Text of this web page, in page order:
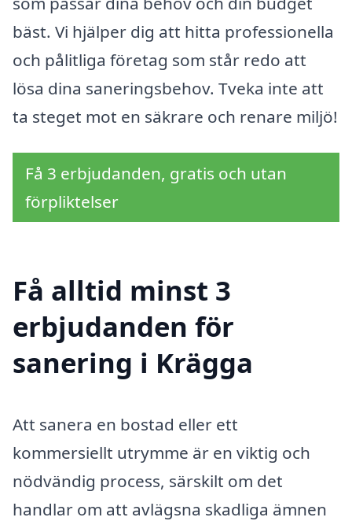
bäst. Vi hjälper dig att hitta professionella
och pålitliga företag som står redo att
lösa dina saneringsbehov. Tveka inte att
ta steget mot en säkrare och renare miljö!
Få 3 erbjudanden, gratis och utan
förpliktelser
Få alltid minst 3
erbjudanden för
sanering i Krägga
Att sanera en bostad eller ett
kommersiellt utrymme är en viktig och
nödvändig process, särskilt om det
handlar om att avlägsna skadliga ämnen